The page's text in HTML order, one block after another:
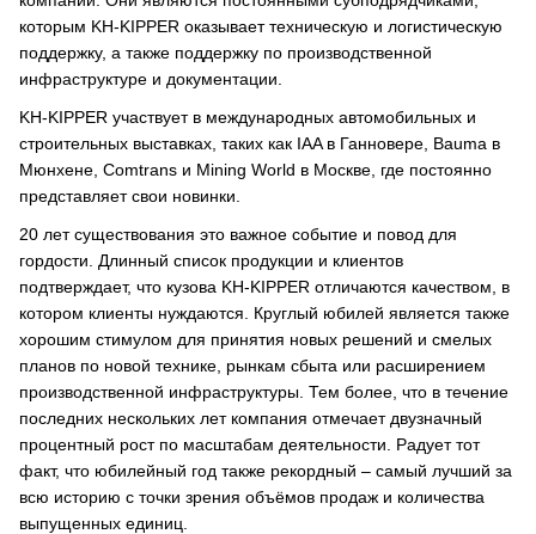
которым KH-KIPPER оказывает техническую и логистическую
поддержку, а также поддержку по производственной
инфраструктуре и документации.
KH-KIPPER участвует в международных автомобильных и
строительных выставках, таких как IAA в Ганновере, Bauma в
Мюнхене, Comtrans и Mining World в Москве, где постоянно
представляет свои новинки.
20 лет существования это важное событие и повод для
гордости. Длинный список продукции и клиентов
подтверждает, что кузова KH-KIPPER отличаются качеством, в
котором клиенты нуждаются. Круглый юбилей является также
хорошим стимулом для принятия новых решений и смелых
планов по новой технике, рынкам сбыта или расширением
производственной инфраструктуры. Тем более, что в течение
последних нескольких лет компания отмечает двузначный
процентный рост по масштабам деятельности. Радует тот
факт, что юбилейный год также рекордный – самый лучший за
всю историю с точки зрения объёмов продаж и количества
выпущенных единиц.